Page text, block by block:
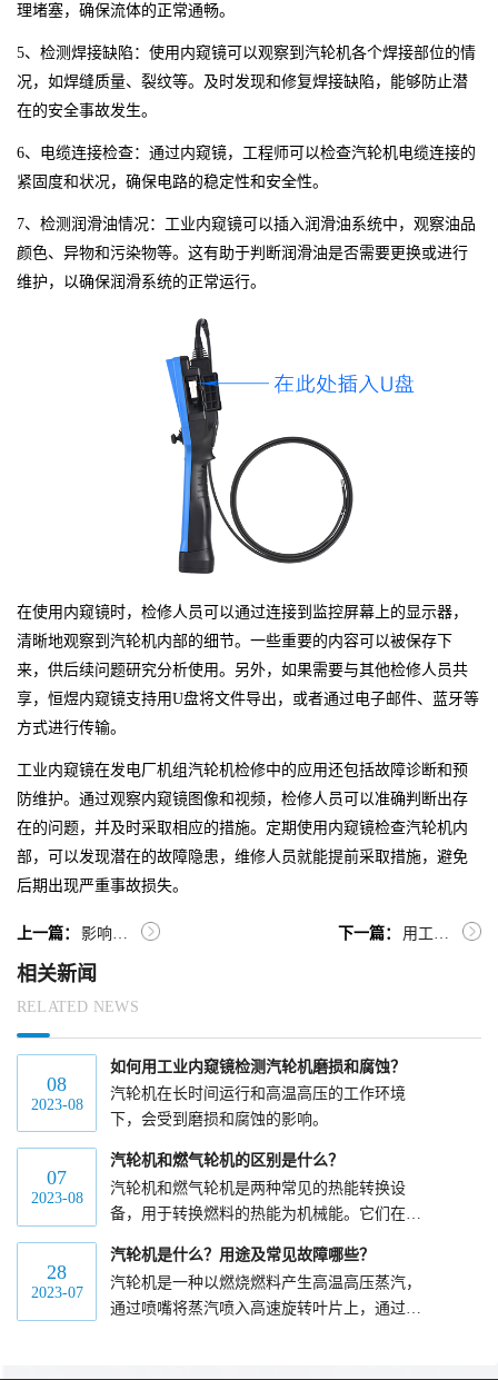
理堵塞，确保流体的正常通畅。
5、检测焊接缺陷：使用内窥镜可以观察到汽轮机各个焊接部位的情
况，如焊缝质量、裂纹等。及时发现和修复焊接缺陷，能够防止潜
在的安全事故发生。
6、电缆连接检查：通过内窥镜，工程师可以检查汽轮机电缆连接的
紧固度和状况，确保电路的稳定性和安全性。
7、检测润滑油情况：工业内窥镜可以插入润滑油系统中，观察油品
颜色、异物和污染物等。这有助于判断润滑油是否需要更换或进行
维护，以确保润滑系统的正常运行。
在使用内窥镜时，检修人员可以通过连接到监控屏幕上的显示器，
清晰地观察到汽轮机内部的细节。一些重要的内容可以被保存下
来，供后续问题研究分析使用。另外，如果需要与其他检修人员共
享，恒煜内窥镜支持用U盘将文件导出，或者通过电子邮件、蓝牙等
方式进行传输。
工业内窥镜在发电厂机组汽轮机检修中的应用还包括故障诊断和预
防维护。通过观察内窥镜图像和视频，检修人员可以准确判断出存
在的问题，并及时采取相应的措施。定期使用内窥镜检查汽轮机内
部，可以发现潜在的故障隐患，维修人员就能提前采取措施，避免
后期出现严重事故损失。
上一篇： 下一篇：
相关新闻
RELATED NEWS
08
2023-08
如何用工业内窥镜检测汽轮机磨损和腐蚀？
汽轮机在长时间运行和高温高压的工作环境
下，会受到磨损和腐蚀的影响。
07
2023-08
汽轮机和燃气轮机的区别是什么？
汽轮机和燃气轮机是两种常见的热能转换设
备，用于转换燃料的热能为机械能。它们在工
别。
28
2023-07
汽轮机是什么？用途及常见故障哪些？
汽轮机是一种以燃烧燃料产生高温高压蒸汽，
通过喷嘴将蒸汽喷入高速旋转叶片上，通过叶